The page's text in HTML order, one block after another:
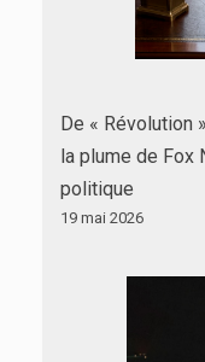
De « Révolution
la plume de Fox
politique
19 mai 2026